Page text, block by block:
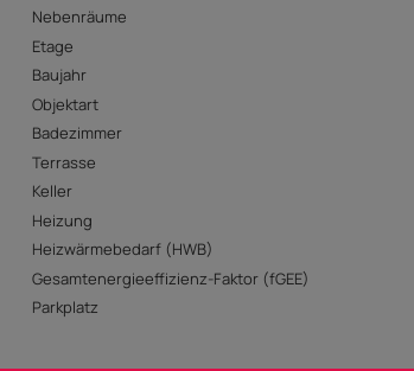
Nebenräume
Etage
Baujahr
Objektart
Badezimmer
Terrasse
Keller
Heizung
Heizwärmebedarf (HWB)
Gesamtenergieeffizienz-Faktor (fGEE)
Parkplatz